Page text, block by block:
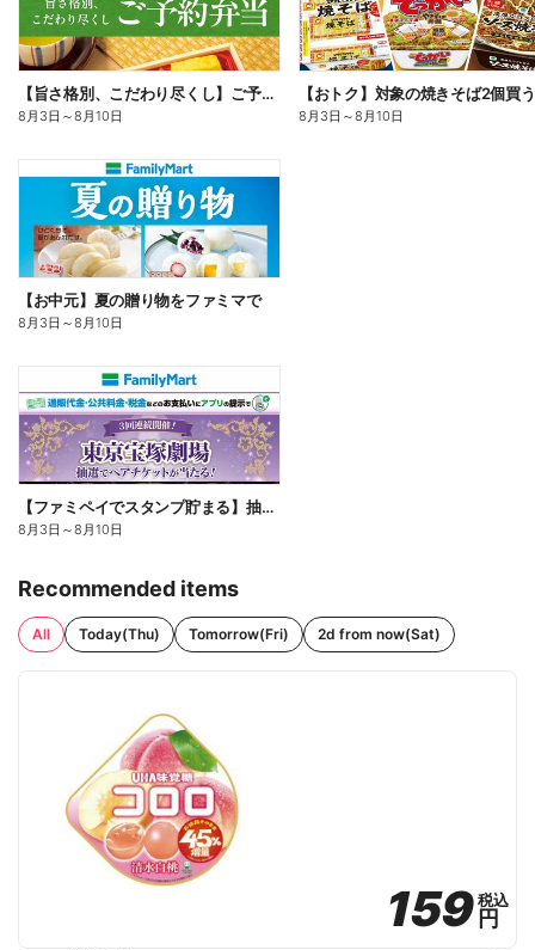
【旨さ格別、こだわり尽くし】ご予約弁当
8月3日 ～8月10日 8月3日 ～8月10日
【お中元】夏の贈り物をファミマで
8月3日 ～8月10日
【ファミペイでスタンプ貯まる】抽選でペアチケットが当たる!
8月3日 ～8月10日
Recommended items
All Today(Thu) Tomorrow(Fri) 2d from now(Sat)
159
159税込
税込
円
円